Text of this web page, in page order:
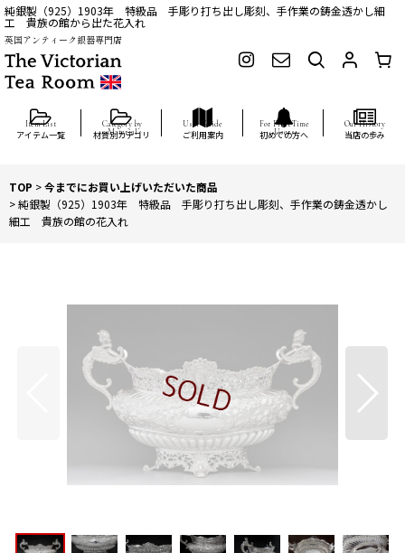
純銀製（925）1903年 特級品 手彫り打ち出し彫刻、手作業の鋳金透かし細
工 貴族の館から出た花入れ
英国アンティーク銀器専門店
アイテム一覧 材質別カテゴリ ご利用案内 初めての方へ 当店の歩み
TOP >今までにお買い上げいただいた商品
>純銀製（925）1903年 特級品 手彫り打ち出し彫刻、手作業の鋳金透かし
細工 貴族の館の花入れ